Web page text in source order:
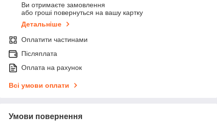
Ви отримаєте замовлення
або гроші повернуться на вашу картку
Детальніше
Оплатити частинами
Післяплата
Оплата на рахунок
Всі умови оплати
Умови повернення